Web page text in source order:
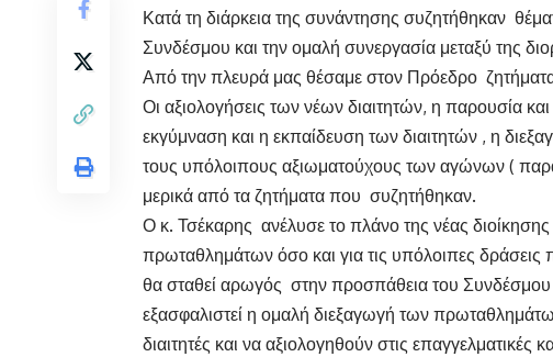
Κατά τη διάρκεια της συνάντησης συζητήθηκαν
Συνδέσμου και την ομαλή συνεργασία μεταξύ της
Από την πλευρά μας θέσαμε στον Πρόεδρο
Οι αξιολογήσεις των νέων διαιτητών, η παρουσία
εκγύμναση και η εκπαίδευση των διαιτητών , η
τους υπόλοιπους αξιωματούχους των αγώνων (
μερικά από τα ζητήματα που συζητήθηκαν.
Ο κ. Τσέκαρης ανέλυσε το πλάνο της νέας
πρωταθλημάτων όσο και για τις υπόλοιπες
θα σταθεί αρωγός στην προσπάθεια του Συνδέσμου
εξασφαλιστεί η ομαλή διεξαγωγή των
διαιτητές και να αξιολογηθούν στις επαγγελματικές